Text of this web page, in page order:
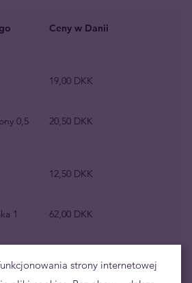
Ceny w Danii
19,00 DKK
0,5
20,50 DKK
12,50 DKK
1
62,00 DKK
23,00 DKKstrony internetowej